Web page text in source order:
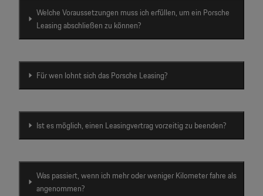
Welche Voraussetzungen muss ich erfüllen, um ein Porsche
Leasing abschließen zu können?
Für wen lohnt sich das Porsche Leasing?
Ist es möglich, einen Leasingvertrag vorzeitig zu beenden?
Was passiert, wenn ich mehr oder weniger Kilometer fahre als
angenommen?